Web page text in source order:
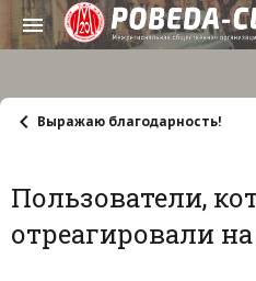
Выражаю благодарность!
Пользователи,
отреагировали